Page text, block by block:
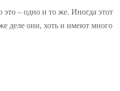
– одно и то же. Иногда этот
деле они, хоть и имеют много